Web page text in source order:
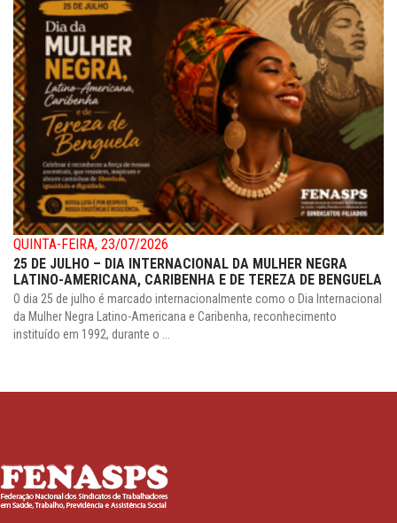
QUINTA-FEIRA, 23/07/2026
25 DE JULHO – DIA INTERNACIONAL DA MULHER NEGRA
LATINO-AMERICANA, CARIBENHA E DE TEREZA DE BENGUELA
O dia 25 de julho é marcado internacionalmente como o Dia Internacional
da Mulher Negra Latino-Americana e Caribenha, reconhecimento
instituído em 1992, durante o ...